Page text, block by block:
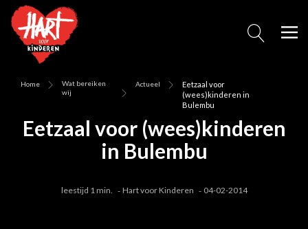
Home
Wat bereiken
wij
Actueel
Eetzaal voor
(wees)kinderen in
Bulembu
Eetzaal voor (wees)kinderen
in Bulembu
leestijd 1 min. Hart voor Kinderen 04-02-2014